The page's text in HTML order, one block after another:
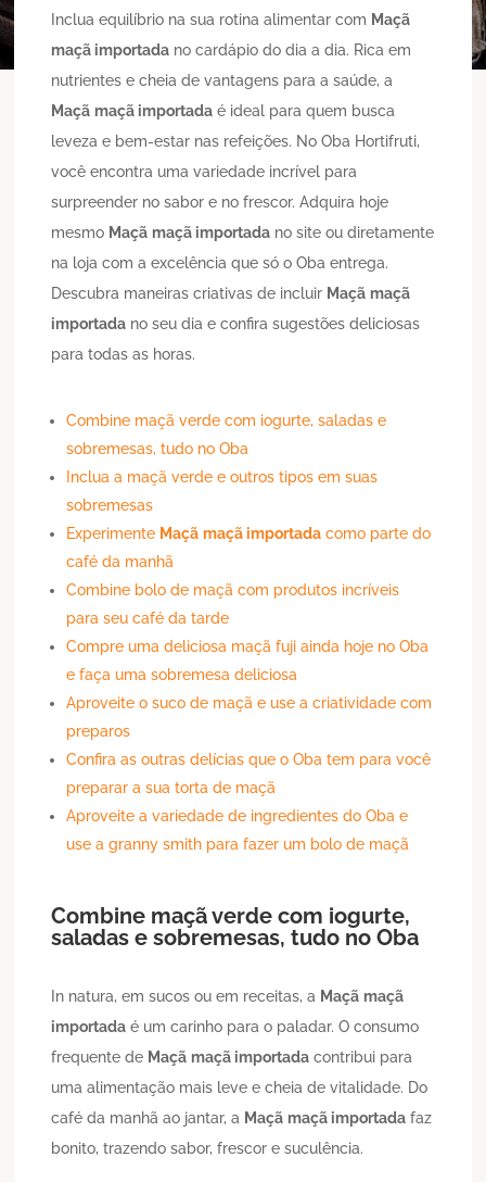
Inclua equilíbrio na sua rotina alimentar com Maçã
maçã importada no cardápio do dia a dia. Rica em
nutrientes e cheia de vantagens para a saúde, a
Maçã maçã importada é ideal para quem busca
leveza e bem-estar nas refeições. No Oba Hortifruti,
você encontra uma variedade incrível para
surpreender no sabor e no frescor. Adquira hoje
mesmo Maçã maçã importada no site ou diretamente
na loja com a excelência que só o Oba entrega.
Descubra maneiras criativas de incluir Maçã maçã
importada no seu dia e confira sugestões deliciosas
para todas as horas.
Combine maçã verde com iogurte, saladas e
sobremesas, tudo no Oba
Inclua a maçã verde e outros tipos em suas
sobremesas
Experimente Maçã maçã importada como parte do
café da manhã
Combine bolo de maçã com produtos incríveis
para seu café da tarde
Compre uma deliciosa maçã fuji ainda hoje no Oba
e faça uma sobremesa deliciosa
Aproveite o suco de maçã e use a criatividade com
preparos
Confira as outras delícias que o Oba tem para você
preparar a sua torta de maçã
Aproveite a variedade de ingredientes do Oba e
use a granny smith para fazer um bolo de maçã
Combine maçã verde com iogurte,
saladas e sobremesas, tudo no Oba
In natura, em sucos ou em receitas, a Maçã maçã
importada é um carinho para o paladar. O consumo
frequente de Maçã maçã importada contribui para
uma alimentação mais leve e cheia de vitalidade. Do
café da manhã ao jantar, a Maçã maçã importada faz
bonito, trazendo sabor, frescor e suculência.